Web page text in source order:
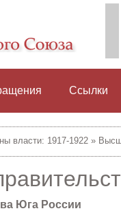
Ссылки
власти: 1917-1922 »
Юга России